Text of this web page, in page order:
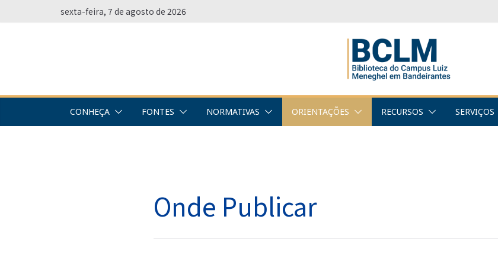
sexta-feira, 7 de agosto de 2026
CONHEÇA FONTES NORMATIVAS ORIENTAÇÕES RECURSOS SERVIÇOS
Onde Publicar